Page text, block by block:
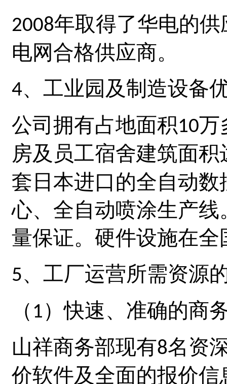
2008年取得了华电的
电网合格供应商。
4、工业园及制造设备
公司拥有占地面积10万
房及员工宿舍建筑面积
套日本进口的全自动
心、全自动喷涂生产
量保证。硬件设施在
5、工厂运营所需资源
（1）快速、准确的商
山祥商务部现有8名资
价软件及全面的报价